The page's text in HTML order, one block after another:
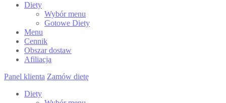
Diety
Wybór menu
Gotowe Diety
Menu
Cennik
Obszar dostaw
Afiliacja
Panel klienta Zamów dietę
Diety